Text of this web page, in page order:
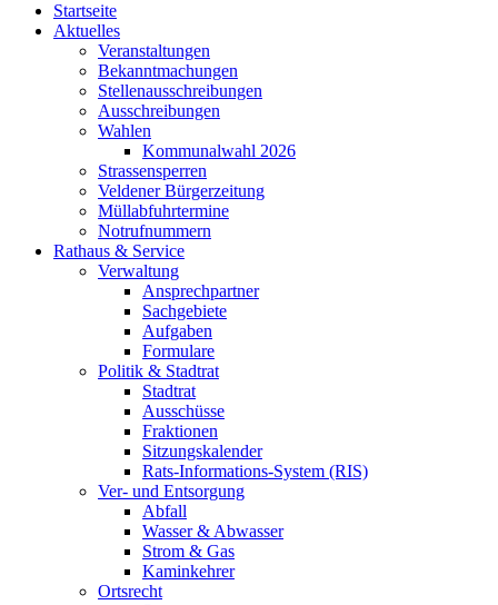
Startseite
Aktuelles
Veranstaltungen
Bekanntmachungen
Stellenausschreibungen
Ausschreibungen
Wahlen
Kommunalwahl 2026
Strassensperren
Veldener Bürgerzeitung
Müllabfuhrtermine
Notrufnummern
Rathaus & Service
Verwaltung
Ansprechpartner
Sachgebiete
Aufgaben
Formulare
Politik & Stadtrat
Stadtrat
Ausschüsse
Fraktionen
Sitzungskalender
Rats-Informations-System (RIS)
Ver- und Entsorgung
Abfall
Wasser & Abwasser
Strom & Gas
Kaminkehrer
Ortsrecht